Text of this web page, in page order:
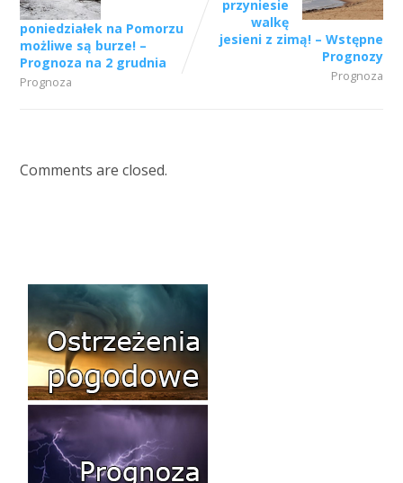
poniedziałek na Pomorzu
możliwe są burze! –
Prognoza na 2 grudnia
Prognoza
przyniesie
walkę
jesieni z zimą! – Wstępne
Prognozy
Prognoza
Comments are closed.